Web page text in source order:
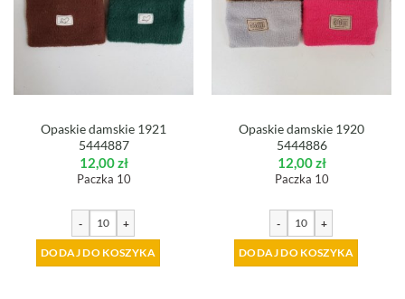
Opaskie damskie 1921
5444887
12,00zł
Paczka 10
- +
DODAJ DO KOSZYKA
Opaskie damskie 1920
5444886
12,00zł
Paczka 10
- +
DODAJ DO KOSZYKA